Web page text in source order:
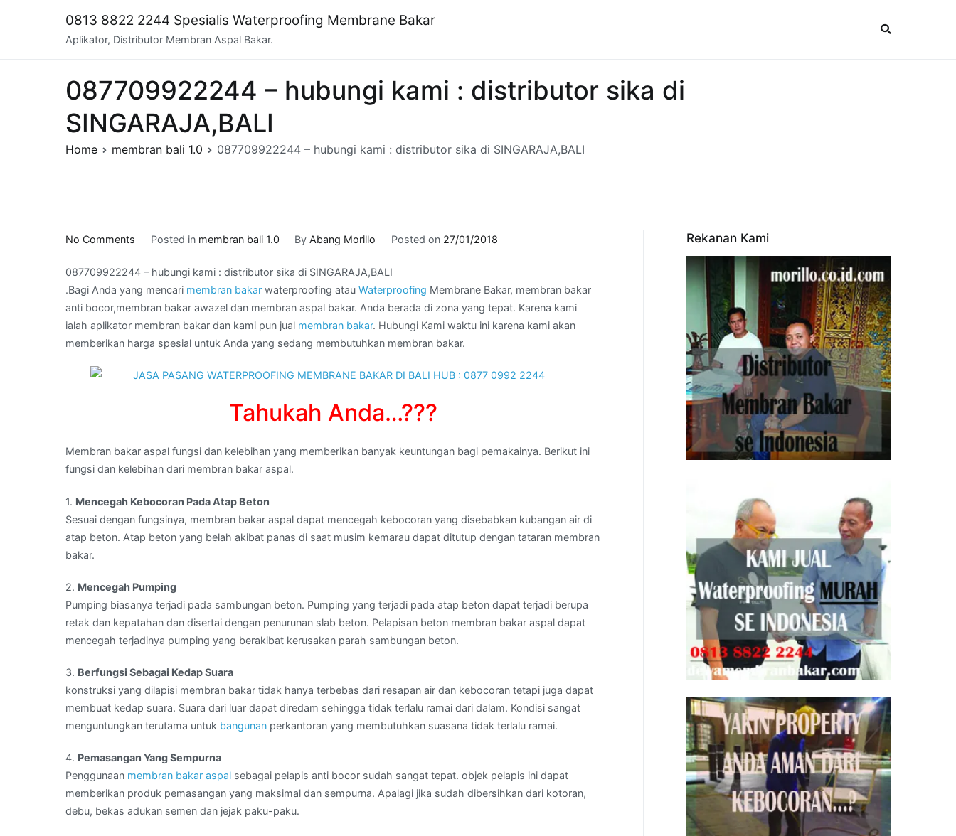
0813 8822 2244 Spesialis Waterproofing Membrane Bakar
Aplikator, Distributor Membran Aspal Bakar.
087709922244 – hubungi kami : distributor sika di
SINGARAJA,BALI
Home membran bali 1.0 087709922244 – hubungi kami : distributor sika di SINGARAJA,BALI
No Comments
–
hubungi
kami
:
distributor
di
Posted in membran bali 1.0 ByAbang Morillo Posted on 27/01/2018
087709922244 – hubungi kami : distributor sika di SINGARAJA,BALI
.Bagi Anda yang mencari membran bakar waterproofing atau Waterproofing Membrane Bakar, membran bakar
anti bocor,membran bakar awazel dan membran aspal bakar. Anda berada di zona yang tepat. Karena kami
ialah aplikator membran bakar dan kami pun jual membran bakar. Hubungi Kami waktu ini karena kami akan
memberikan harga spesial untuk Anda yang sedang membutuhkan membran bakar.
Tahukah Anda…???
Membran bakar aspal fungsi dan kelebihan yang memberikan banyak keuntungan bagi pemakainya. Berikut ini
fungsi dan kelebihan dari membran bakar aspal.
1. Mencegah Kebocoran Pada Atap Beton
Sesuai dengan fungsinya, membran bakar aspal dapat mencegah kebocoran yang disebabkan kubangan air di
atap beton. Atap beton yang belah akibat panas di saat musim kemarau dapat ditutup dengan tataran membran
bakar.
2. Mencegah Pumping
Pumping biasanya terjadi pada sambungan beton. Pumping yang terjadi pada atap beton dapat terjadi berupa
retak dan kepatahan dan disertai dengan penurunan slab beton. Pelapisan beton membran bakar aspal dapat
mencegah terjadinya pumping yang berakibat kerusakan parah sambungan beton.
3. Berfungsi Sebagai Kedap Suara
konstruksi yang dilapisi membran bakar tidak hanya terbebas dari resapan air dan kebocoran tetapi juga dapat
membuat kedap suara. Suara dari luar dapat diredam sehingga tidak terlalu ramai dari dalam. Kondisi sangat
menguntungkan terutama untuk bangunan perkantoran yang membutuhkan suasana tidak terlalu ramai.
4. Pemasangan Yang Sempurna
Penggunaan membran bakar aspal sebagai pelapis anti bocor sudah sangat tepat. objek pelapis ini dapat
memberikan produk pemasangan yang maksimal dan sempurna. Apalagi jika sudah dibersihkan dari kotoran,
debu, bekas adukan semen dan jejak paku-paku.
Rekanan Kami